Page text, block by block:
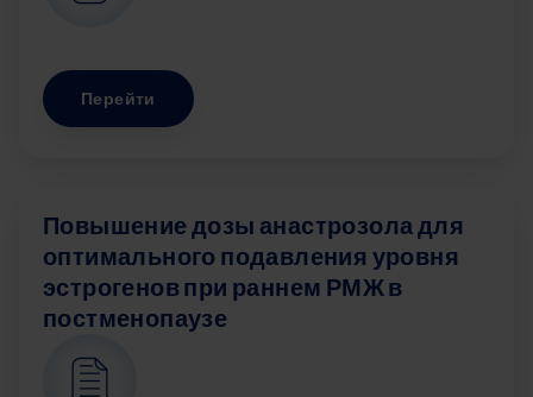
Перейти
Повышение дозы анастрозола для
оптимального подавления уровня
эстрогенов при раннем РМЖ в
постменопаузе